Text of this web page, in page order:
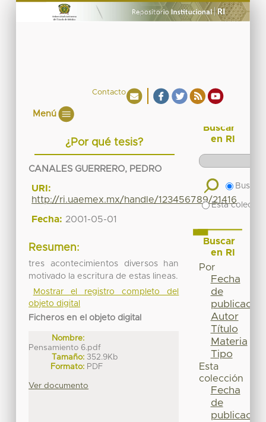
Contacto
Menú
¿Por qué tesis?
CANALES GUERRERO, PEDRO
URI:
http://ri.uaemex.mx/handle/123456789/21416
Fecha: 2001-05-01
Resumen:
tres acontecimientos diversos han
motivado la escritura de estas lineas.
Mostrar el registro completo del
objeto digital
Ficheros en el objeto digital
Nombre:
Pensamiento 6.pdf
Tamaño: 352.9Kb
Formato: PDF
Ver documento
Buscar
en RI
Buscar
Esta
Buscar
en RI
Por
Fecha
de
publicación
Autor
Título
Materia
Tipo
Esta
colección
Fecha
de
publicación